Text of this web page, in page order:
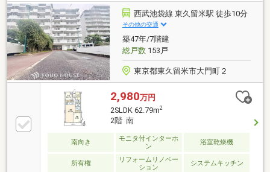
西武池袋線 東久留米駅 徒歩10分
その他の交通
築47年/7階建
総戸数153戸
東京都東久留米市大門町２
2,980万円
2SLDK 62.79m2
2階 南
南向き
モニタ付インターホ
ン
浴室乾燥機
所有権
リフォームリノベー
ション
システムキッチン